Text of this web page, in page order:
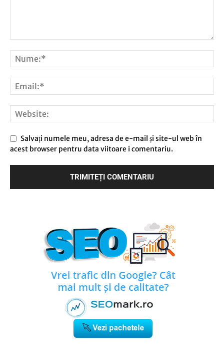
Salvați numele meu, adresa de e-mail și site-ul web în
acest browser pentru data viitoare i comentariu.